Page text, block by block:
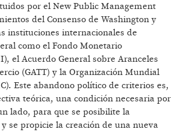
por el New Public Management
del Consenso de Washington y
instituciones internacionales de
como el Fondo Monetario
el Acuerdo General sobre Aranceles
(GATT) y la Organización Mundial
Este abandono político de criterios es,
teórica, una condición necesaria por
lado, para que se posibilite la
se propicie la creación de una nueva